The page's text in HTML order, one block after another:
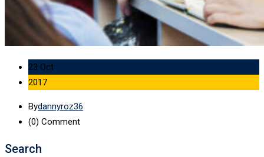
23 Oct
2017
Bydannyroz36
(0) Comment
Search